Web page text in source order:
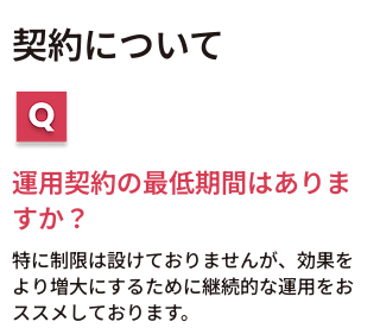
契約について
運用契約の最低期間はありま
すか？
特に制限は設けておりませんが、効果を
より増大にするために継続的な運用をお
ススメしております。